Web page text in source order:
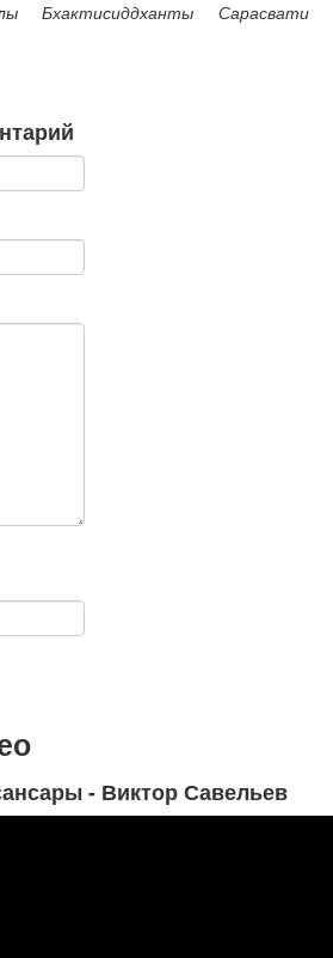
Бхактисиддханты Сарасвати
- Виктор Савельев